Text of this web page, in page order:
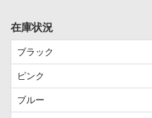
在庫状況
ブラック
ピンク
ブルー